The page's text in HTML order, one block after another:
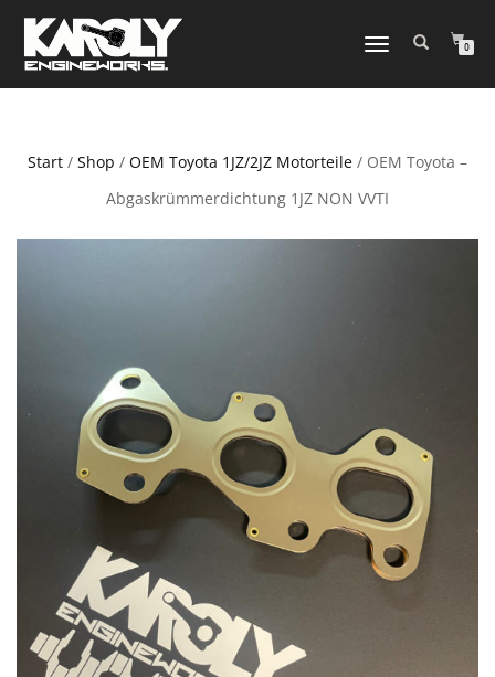
NAVIGATION
0
Start / Shop / OEM Toyota 1JZ/2JZ Motorteile / OEM Toyota –
Abgaskrümmerdichtung 1JZ NON VVTI